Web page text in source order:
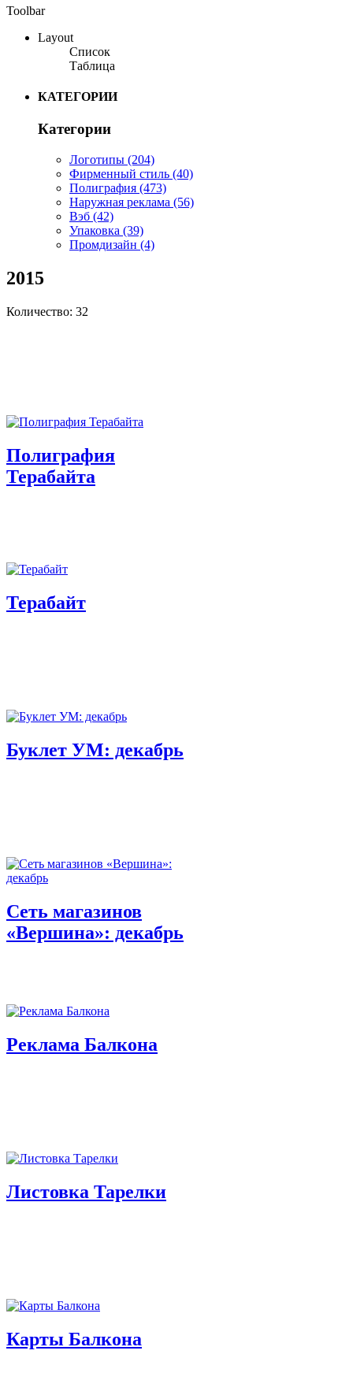
Toolbar
Layout
Список
Таблица
КАТЕГОРИИ
Категории
Логотипы (204)
Фирменный стиль (40)
Полиграфия (473)
Наружная реклама (56)
Вэб (42)
Упаковка (39)
Промдизайн (4)
2015
Количество: 32
Полиграфия
Терабайта
Терабайт
Буклет УМ: декабрь
Сеть магазинов
«Вершина»: декабрь
Реклама Балкона
Листовка Тарелки
Карты Балкона